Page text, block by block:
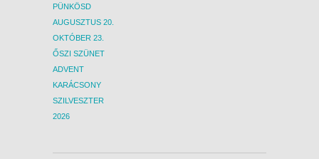
PÜNKÖSD
AUGUSZTUS 20.
OKTÓBER 23.
ŐSZI SZÜNET
ADVENT
KARÁCSONY
SZILVESZTER
2026